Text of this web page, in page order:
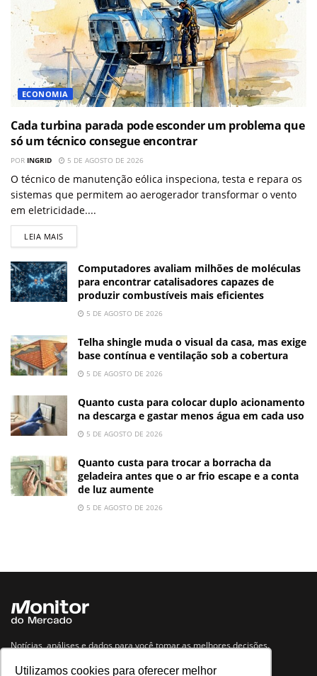
Utilizamos cookies para oferecer melhor
ECONOMIA
Cada turbina parada pode esconder um problema que
só um técnico consegue encontrar
POR INGRID 5 DE AGOSTO DE 2026
O técnico de manutenção eólica inspeciona, testa e repara os
sistemas que permitem ao aerogerador transformar o vento
em eletricidade....
LEIA MAIS
Computadores avaliam milhões de moléculas
para encontrar catalisadores capazes de
produzir combustíveis mais eficientes
5 DE AGOSTO DE 2026
Telha shingle muda o visual da casa, mas exige
base contínua e ventilação sob a cobertura
5 DE AGOSTO DE 2026
Quanto custa para colocar duplo acionamento
na descarga e gastar menos água em cada uso
5 DE AGOSTO DE 2026
Quanto custa para trocar a borracha da
geladeira antes que o ar frio escape e a conta
de luz aumente
5 DE AGOSTO DE 2026
Notícias, análises e dados para você tomar as melhores decisões.